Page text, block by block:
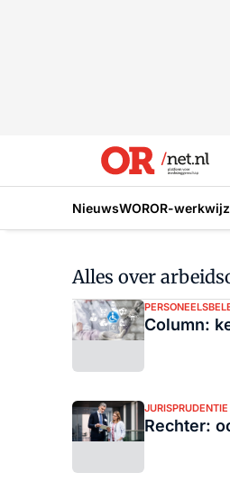
NieuwsWOROR-
Alles over
Column:
JURISPRUDENTIE
Rechter: